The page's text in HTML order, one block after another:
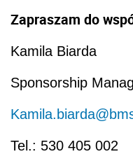
Zapraszam do
Kamila Biarda
Sponsorship
Tel.: 530 405 002